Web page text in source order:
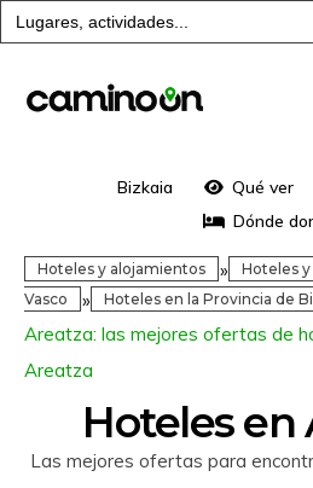
Buscar:
Bizkaia Qué ver
Dónde
Hoteles y alojamientos »
Hoteles
Vasco
» Hoteles en la Provincia de
Areatza: las mejores ofertas de
Areatza
Hoteles en
Las mejores ofertas para